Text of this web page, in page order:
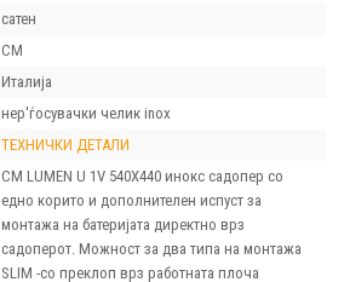
сатен
CM
Италија
нер'ѓосувачки челик inox
ТЕХНИЧКИ ДЕТАЛИ
CM LUMEN U 1V 540X440 инокс садопер со
едно корито и дополнителен испуст за
монтажа на батеријата директно врз
садоперот. Можност за два типа на монтажа
SLIM -со преклоп врз работната плоча